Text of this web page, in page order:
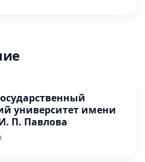
университет имени
П. Павлова